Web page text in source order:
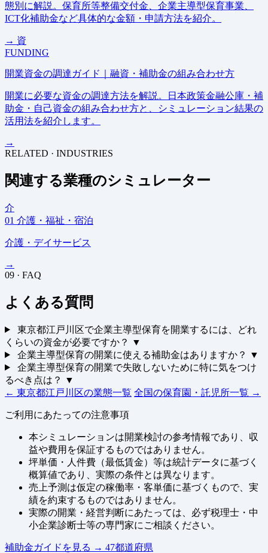
態別に解説。保育所等整備交付金、企業主導型保育事業、
ICT化補助金など具体的な金額・申請方法を紹介。
→ 資
FUNDING
開業資金の調達ガイド｜融資・補助金の組み合わせ方
開業に必要な資金の調達方法を解説。日本政策金融公庫・補
助金・自己資金の組み合わせ方と、シミュレーション結果の
活用法を紹介します。
→
RELATED · INDUSTRIES
関連する業種のシミュレーター
介
01 介護・福祉・宿泊
介護・デイサービス
→
09 · FAQ
よくある質問
東京都江戸川区で企業主導型保育を開業するには、どれ
くらいの資金が必要ですか？
▼
企業主導型保育の開業に使える補助金はありますか？
▼
企業主導型保育の開業で失敗しないために特に気をつけ
るべき点は？
▼
← 東京都江戸川区の業態一覧 全国の保育園・託児所一覧 →
ご利用にあたっての注意事項
本シミュレーションは開業検討の参考情報であり、収
益や費用を保証するものではありません。
坪単価・人件費（最低賃金）等は統計データに基づく
概算値であり、実際の条件とは異なります。
売上予測は仮定の稼働率・客単価に基づくもので、実
績を約束するものではありません。
実際の開業・経営判断にあたっては、必ず税理士・中
小企業診断士等の専門家にご相談ください。
補助金ガイドを見る → 47都道府県